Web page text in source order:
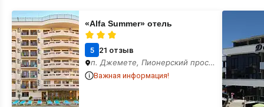
«Alfa
Summer»
отель
«Alfa Summer» отель
5 21 отзыв
п. Джемете, Пионерский проспект,
Важная информация!
«Dolce
(Дольче
Вита)
отель